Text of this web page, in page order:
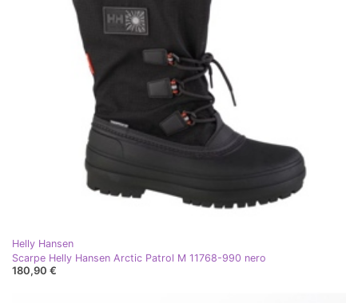
Helly Hansen
Scarpe Helly Hansen Arctic Patrol M 11768-990 nero
180,90 €